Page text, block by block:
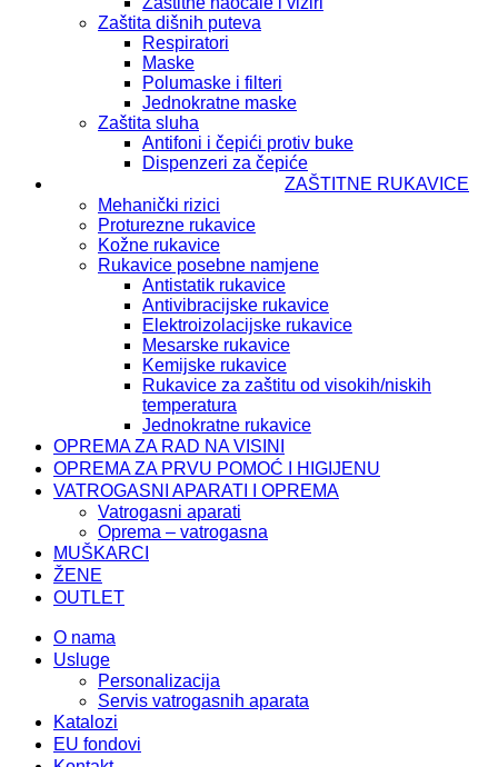
Zaštita dišnih puteva
Respiratori
Maske
Polumaske i filteri
Jednokratne maske
Zaštita sluha
Antifoni i čepići protiv buke
Dispenzeri za čepiće
ZAŠTITNE RUKAVICE
Mehanički rizici
Proturezne rukavice
Kožne rukavice
Rukavice posebne namjene
Antistatik rukavice
Antivibracijske rukavice
Elektroizolacijske rukavice
Mesarske rukavice
Kemijske rukavice
Rukavice za zaštitu od visokih/niskih
temperatura
Jednokratne rukavice
OPREMA ZA RAD NA VISINI
OPREMA ZA PRVU POMOĆ I HIGIJENU
VATROGASNI APARATI I OPREMA
Vatrogasni aparati
Oprema – vatrogasna
MUŠKARCI
ŽENE
OUTLET
O nama
Usluge
Personalizacija
Servis vatrogasnih aparata
Katalozi
EU fondovi